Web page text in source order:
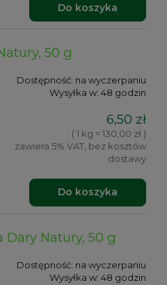
Do koszyka
50 g
Dostępność: na wyczerpaniu
Wysyłka w: 48 godzin
6,50 zł
( 1 kg = 130,00 zł )
zawiera 5% VAT, bez kosztów
dostawy
Do koszyka
Natury, 50 g
Dostępność: na wyczerpaniu
Wysyłka w: 48 godzin